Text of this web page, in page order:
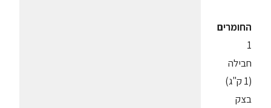
החומרים
1
חבילה
(1 ק"ג)
בצק